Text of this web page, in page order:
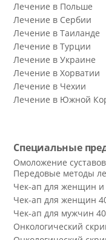
Лечение в Польше
Лечение в Сербии
Лечение в Таиланде
Лечение в Турции
Лечение в Украине
Лечение в Хорватии
Лечение в Чехии
Лечение в Южной
Специальные
Омоложение
Передовые методы
Чек-ап для женщин
Чек-ап для женщин
Чек-ап для мужчин
Онкологический